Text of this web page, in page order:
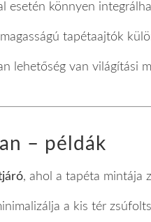
esetén könnyen
tapétaajtók
lehetőség van világítási
– példák
, ahol a tapéta mintája
a kis tér